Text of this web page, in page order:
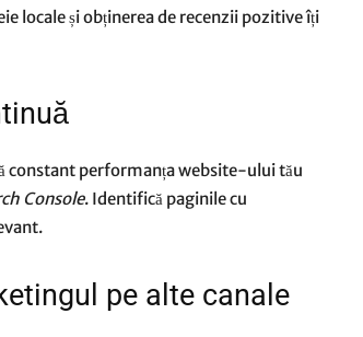
locale și obținerea de recenzii pozitive îți
constant performanța website-ului tău
Console. Identifică paginile cu
pe alte canale